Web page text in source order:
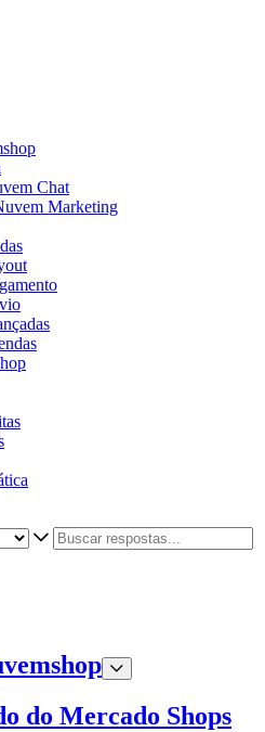
Chat
Marketing
do Mercado Shops